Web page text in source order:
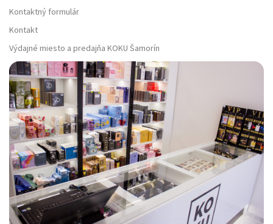
Kontaktný formulár
Kontakt
Výdajné miesto a predajňa KOKU Šamorín